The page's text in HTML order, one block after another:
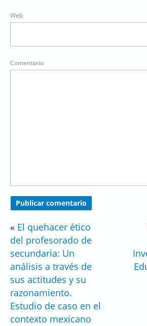
Web
Comentario
« El quehacer ético
del profesorado de
secundaria: Un
análisis a través de
sus actitudes y su
razonamiento.
Estudio de caso en el
contexto mexicano